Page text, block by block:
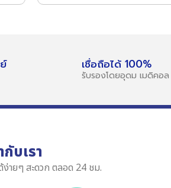
เชื่อถือได้ 100%
รับรองโดยอุดม เมดิคอล
บเรา
ยๆ สะดวก ตลอด 24 ชม.